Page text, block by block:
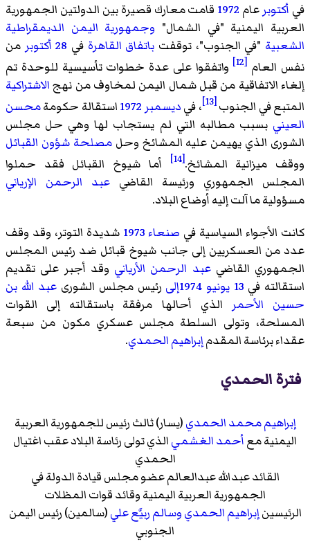
في أكتوبر عام 1972 قامت معارك قصيرة بين الدولتين الجمهورية
العربية اليمنية "في الشمال" وجمهورية اليمن الديمقراطية
الشعبية "في الجنوب"، توقفت باتفاق القاهرة في 28 أكتوبر
من
نفس العام [12]
واتفقوا على عدة خطوات تأسيسية للوحدة تم
إلغاء الاتفاقية من قبل شمال اليمن لمخاوف من نهجالاشتراكية
المتبع في الجنوب[13] ، فيديسمبر 1972استقالة حكومةمحسن
العيني بسبب مطالبه التي لم يستجاب لها وهي حل مجلس
الشورى الذي يهيمن عليه المشائخ وحلمصلحة شؤون القبائل
ووقف ميزانية المشائخ.[14]
أما شيوخ القبائل فقد حملوا
المجلس الجمهوري ورئيسة القاضي عبد الرحمن الإرياني
مسؤولية ما آلت إليه أوضاع البلاد.
كانت الأجواء السياسية في صنعاء 1973 شديدة التوتر، وقد وقف
عدد من العسكريين إلى جانب شيوخ قبائل ضد رئيس المجلس
الجمهوري القاضيعبد الرحمن الأرياني وقد أجبر على تقديم
استقالته في 13 يونيو 1974إلى رئيس مجلس الشورى عبد الله بن
حسين الأحمر الذي أحالها مرفقة باستقالته إلى القوات
المسلحة، وتولى السلطة مجلس عسكري مكون من سبعة
عقداء برئاسة المقدمإبراهيم الحمدي.
فترة الحمدي
إبراهيم محمد الحمدي(يسار) ثالث رئيس للجمهورية العربية
اليمنية معأحمد الغشميالذي تولى رئاسة البلاد عقب اغتيال
الحمدي
القائد عبدالله عبدالعالم عضو مجلس قيادة الدولة في
الجمهورية العربية اليمنية وقائد قوات المظلات
الرئيسينإبراهيم الحمديوسالم ربيَّع علي(سالمين) رئيس اليمن
الجنوبي